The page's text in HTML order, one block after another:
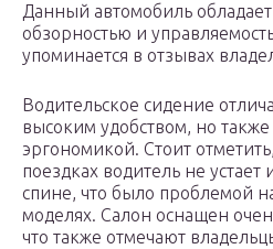
Данный автомобиль
обзорностью и
упоминается в отзывах
Водительское сидение
высоким удобством, но
эргономикой. Стоит
поездках водитель не
спине, что было проблемой
моделях. Салон оснащен
что также отмечают